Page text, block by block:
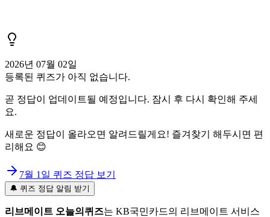
2026년 07월 02일
등록된 퀴즈가 아직 없습니다.
곧 정답이 업데이트될 예정입니다. 잠시 후 다시 확인해 주세
요.
새로운 정답이 올라오면 알려드릴게요! 즐겨찾기 해두시면 편
리해요 😊
7월 1일 퀴즈 정답 보기
🔔 퀴즈 정답 알림 받기
리브메이트 오늘의퀴즈는 KB국민카드의 리브메이트 서비스